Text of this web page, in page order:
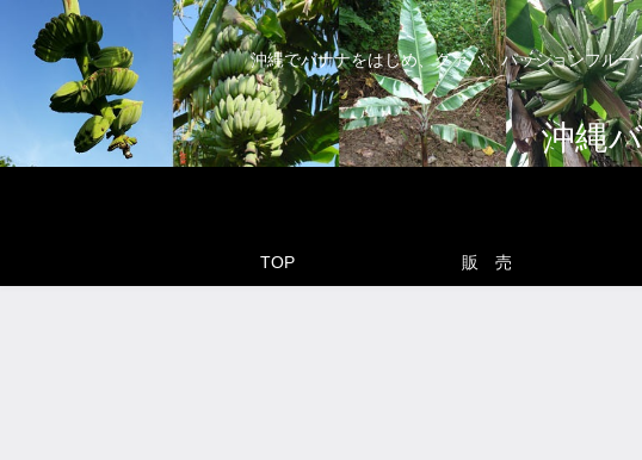
沖縄でバナナをはじめ、グァバ、パッションフル
沖縄
TOP 販 売